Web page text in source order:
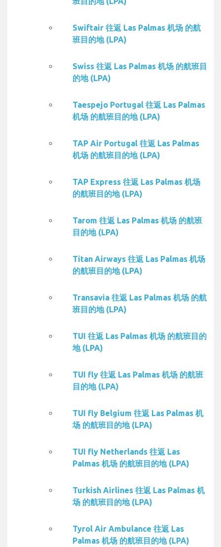
Swiftair 往返 Las Palmas 机场 的航
班目的地 (LPA)
Swiss 往返 Las Palmas 机场 的航班目
的地 (LPA)
Taespejo Portugal 往返 Las Palmas
机场 的航班目的地 (LPA)
TAP Air Portugal 往返 Las Palmas
机场 的航班目的地 (LPA)
TAP Express 往返 Las Palmas 机场
的航班目的地 (LPA)
Tarom 往返 Las Palmas 机场 的航班
目的地 (LPA)
Titan Airways 往返 Las Palmas 机场
的航班目的地 (LPA)
Transavia 往返 Las Palmas 机场 的航
班目的地 (LPA)
TUI 往返 Las Palmas 机场 的航班目的
地 (LPA)
TUI fly 往返 Las Palmas 机场 的航班
目的地 (LPA)
TUI fly Belgium 往返 Las Palmas 机
场 的航班目的地 (LPA)
TUI fly Netherlands 往返 Las
Palmas 机场 的航班目的地 (LPA)
Turkish Airlines 往返 Las Palmas 机
场 的航班目的地 (LPA)
Tyrol Air Ambulance 往返 Las
Palmas 机场 的航班目的地 (LPA)